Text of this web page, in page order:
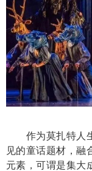
作为莫扎特人生
见的童话题材，融
元素，可谓是集大